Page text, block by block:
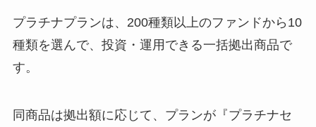
プラチナプランは、200種類以上のファンドから10
種類を選んで、投資・運用できる一括拠出商品で
す。
同商品は拠出額に応じて、プランが『プラチナセ